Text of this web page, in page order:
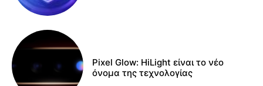
Pixel Glow: HiLight είναι το νέο
όνομα της τεχνολογίας